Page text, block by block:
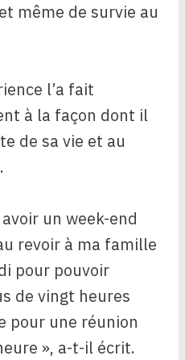
même de survie au
l’a fait
à la façon dont il
de sa vie et au
un week-end
revoir à ma famille
pour pouvoir
de vingt heures
pour une réunion
», a-t-il écrit.